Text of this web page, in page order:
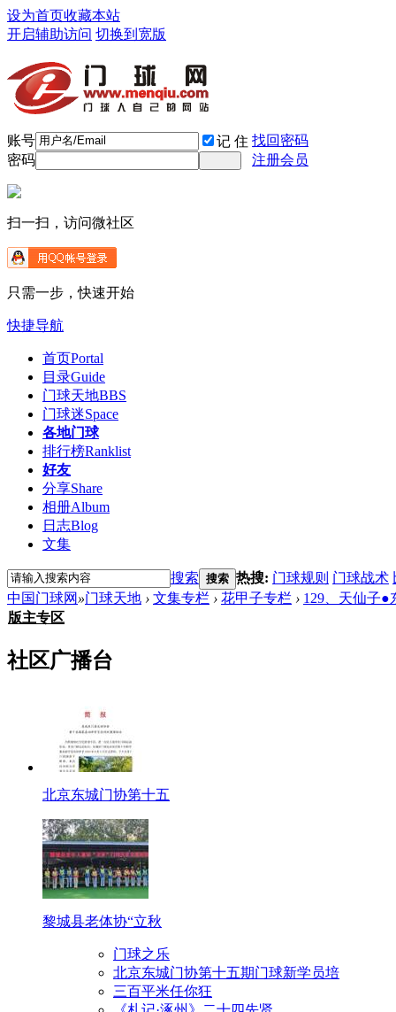
设为首页收藏本站
开启辅助访问 切换到宽版
账号 记 住 找回密码
密码
注册会员
扫一扫，访问微社区
只需一步，快速开始
快捷导航
首页Portal
目录Guide
门球天地BBS
门球迷Space
各地门球
排行榜Ranklist
好友
分享Share
相册Album
日志Blog
文集
搜索 搜索 热搜: 门球规则 门球战术
中国门球网 »门球天地 › 文集专栏 › 花甲子专栏 › 129、天仙子●
版主专区
社区广播台
北京东城门协第十五
黎城县老体协“立秋
门球之乐
北京东城门协第十五期门球新学员培
三百平米任你狂